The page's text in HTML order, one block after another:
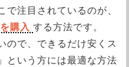
で注目されているのが、
購入 する方法です。
ので、できるだけ安くス
という方には最適な方法